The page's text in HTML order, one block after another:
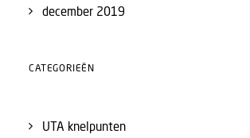
december 2019
CATEGORIEËN
UTA knelpunten